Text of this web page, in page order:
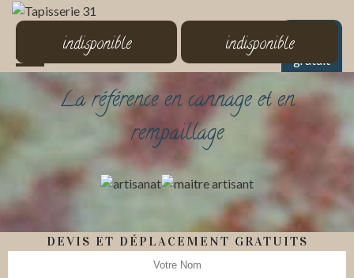
Devis
gratuit
indisponible indisponible
La référence en cannage et en
rempaillage
DEVIS ET DÉPLACEMENT GRATUITS